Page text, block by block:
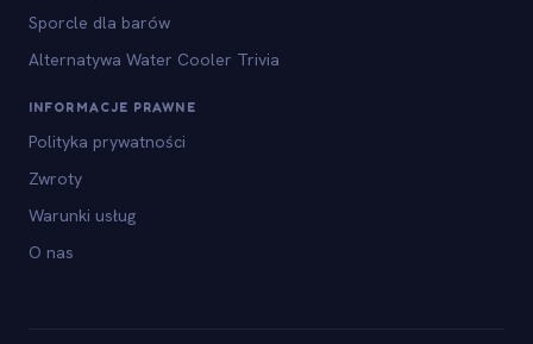
Sporcle dla barów
Alternatywa Water Cooler Trivia
INFORMACJE PRAWNE
Polityka prywatności
Zwroty
Warunki usług
O nas